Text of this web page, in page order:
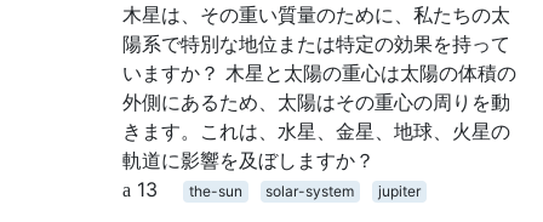
木星は、その重い質量のために、私たちの太
陽系で特別な地位または特定の効果を持って
いますか？ 木星と太陽の重心は太陽の体積の
外側にあるため、太陽はその重心の周りを動
きます。これは、水星、金星、地球、火星の
軌道に影響を及ぼしますか？
13
the-sun solar-system jupiter